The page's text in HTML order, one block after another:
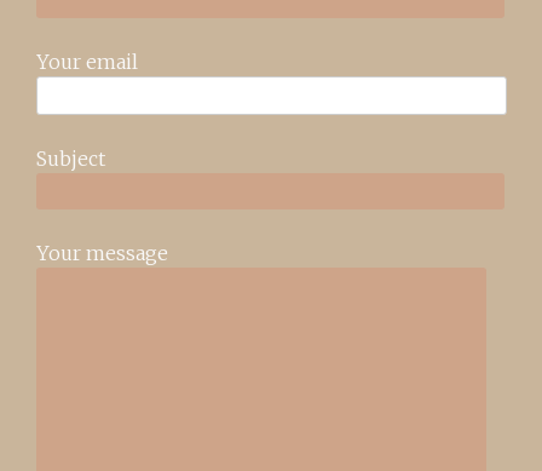
Your email
Subject
Your message